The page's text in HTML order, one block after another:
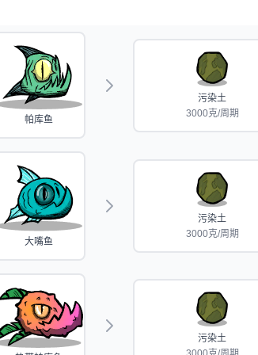
帕库鱼
污染土
3000克/周期
大嘴鱼
污染土
3000克/周期
污染土